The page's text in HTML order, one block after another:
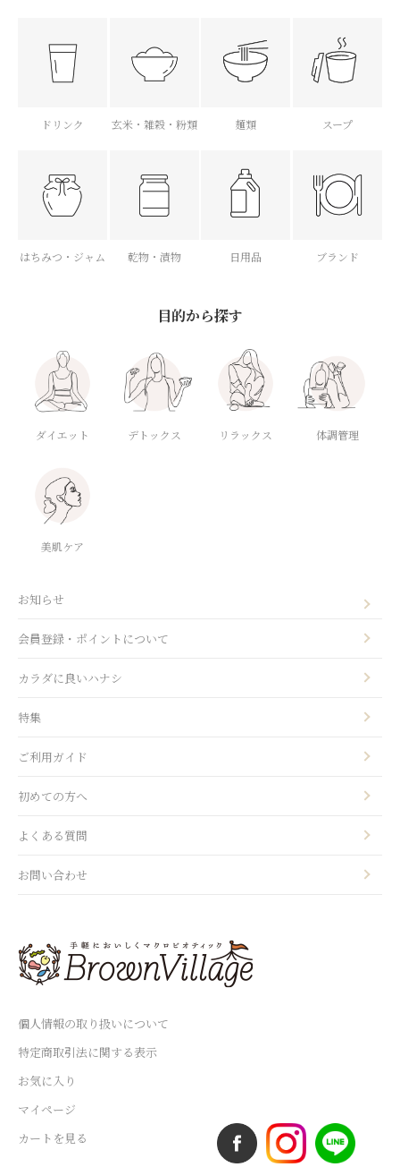
ドリンク 玄米・雑穀・粉類 麺類 スープ
はちみつ・ジャム 乾物・漬物 日用品 ブランド
目的から探す
ダイエット デトックス リラックス 体調管理
美肌ケア
個人情報の取り扱いについて
特定商取引法に関する表示
お気に入り
マイページ
カートを見る
お知らせ
会員登録・ポイントについて
カラダに良いハナシ
特集
ご利用ガイド
初めての方へ
よくある質問
お問い合わせ